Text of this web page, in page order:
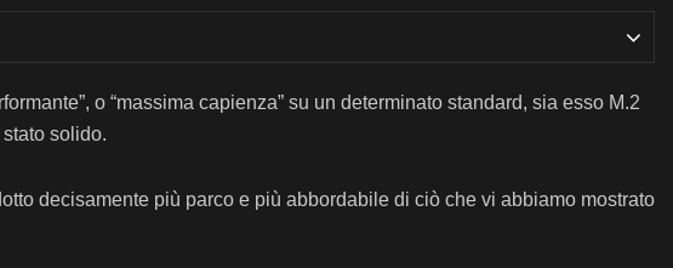
o “massima capienza” su un determinato standard, sia esso M.2
solido.
decisamente più parco e più abbordabile di ciò che vi abbiamo mostrato